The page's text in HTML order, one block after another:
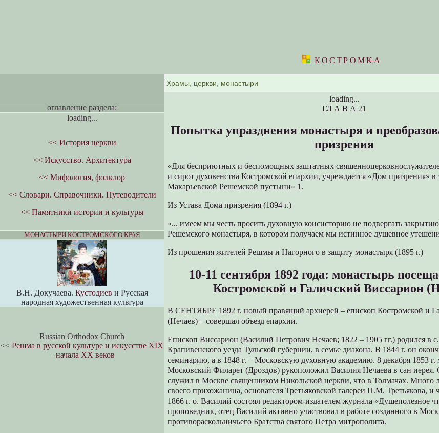
КОСТРОМKА
loading...
ГЛ А В А 21
Попытка упразднения монастыря и
призрения
«Для бесприютных и беспомощных заштатных
и сирот духовенства Костромской епархии, учреждается «Дом призрения» в
Макарьевской Решемской пустыни» 1.
Из Устава Дома призрения (1894 г.)
«... имеем мы честь просить духовную консисторию не подвергать
Решемского монастыря, в котором получаем мы истинное душевное
Из прошения жителей Решмы и Нагорного в защиту монастыря (1895 г.)
10-11 сентября 1892 года: монастырь
Костромской и Галичский Виссарион
В СЕНТЯБРЕ 1892 г. новый правящий архиерей – епископ Костромской и
(Нечаев) – совершал объезд епархии.
Епископ Виссарион (Василий Петрович Нечаев; 1822 – 1905 гг.) родился в
Крапивенского уезда Тульской губернии, в семье диакона. В 1844 г. он
семинарию, а в 1848 г. – Московскую духовную академию. 8 декабря 1853 г.
Московский Филарет (Дроздов) рукоположил Василия Нечаева в сан иерея.
служил в Москве священником Никольской церкви, что в Толмачах. Много
своего прихожанина, основателя Третьяковской галереи П.М. Третьякова, и
1866 г. о. Василий состоял редактором-издателем журнала «Душеполезное
проповедник, отец Василий активно участвовал в работе созданного в
противораскольничьего Братства святого Петра митрополита.
оглавление раздела:
loading...
<< История церкви
<< Искусство. Архитектура
<< Мифология, фолклор
<< Словари. Справочники. Путеводители
<< Памятники истории и культуры
МОНАСТЫРИ КОСТРОМСКОГО КРАЯ
В.Н. Докучаева. Кустодиев и Русская
народная художественная культура
Russian Orthodox Church
<< Решма в русской культуре и искусстве XIX
– начала XX веков